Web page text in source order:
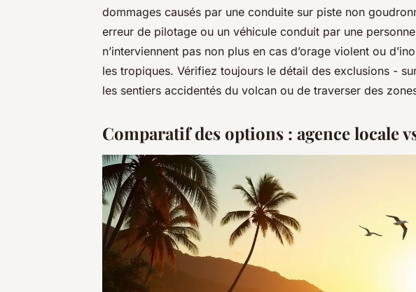
dommages causés par une conduite sur piste non
erreur de pilotage ou un véhicule conduit par une
n’interviennent pas non plus en cas d’orage violent ou
les tropiques. Vérifiez toujours le détail des exclusions -
les sentiers accidentés du volcan ou de traverser des
Comparatif des options : agence locale